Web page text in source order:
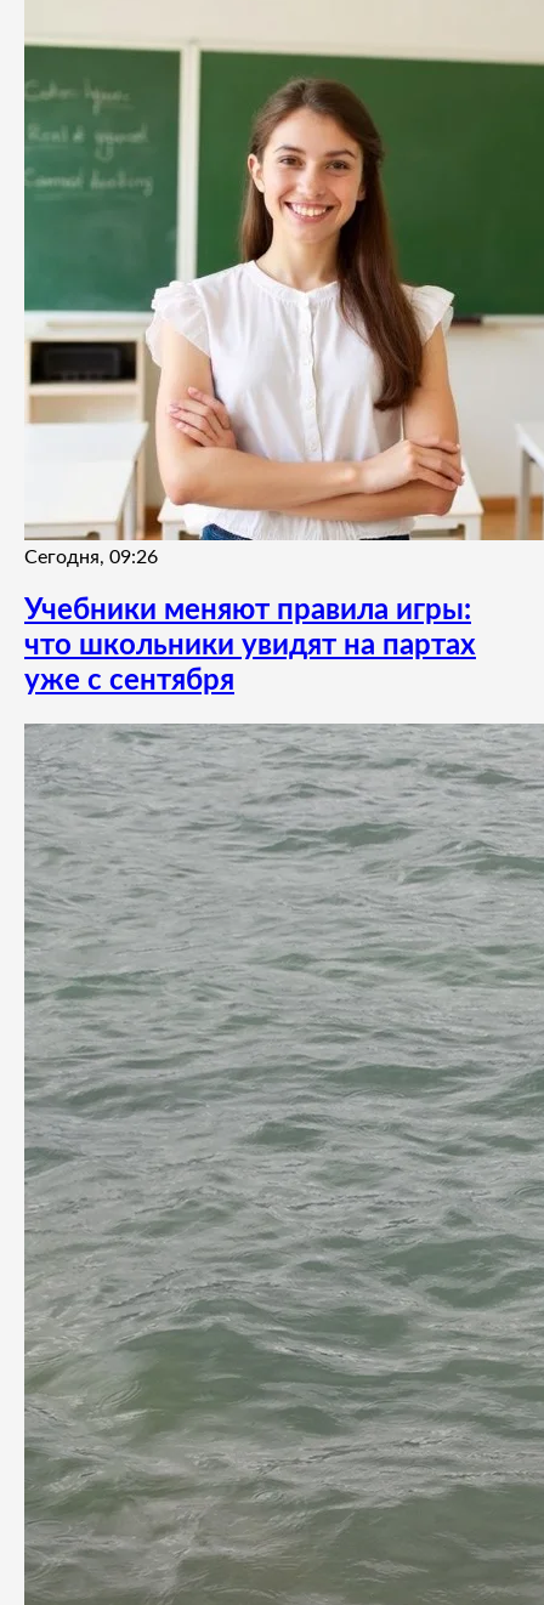
Сегодня, 09:26
Учебники меняют правила игры:
что школьники увидят на партах
уже с сентября